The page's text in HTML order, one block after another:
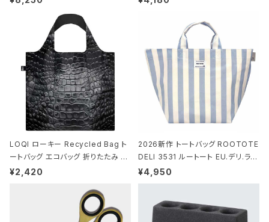
ck ジャン=ミッシェル・バスキア/クラ
ウン ブラック
LOQI ローキー Recycled Bag ト
ートバッグ エコバッグ 折りたたみ 大
きめ 撥水加工 収納ポーチ CROCO
¥2,420
2026新作 トートバッグ ROOTOTE
DELI 3531 ルートート EU.デリ.ラミ
ネート-W サックス・ホワイト
¥4,950